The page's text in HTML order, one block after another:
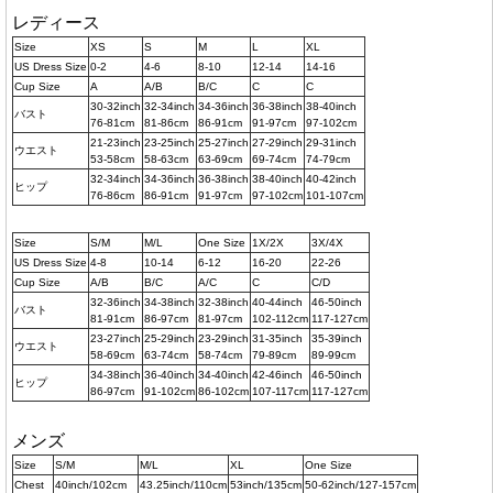
レディース
Size XS S M L
XL
US Dress Size 0-2 4-6 8-10 12-14
14-16
Cup Size
A A/B B/C C C
バスト
30-32inch
76-81cm
32-34inch
81-86cm
34-36inch
86-91cm
36-38inch
91-97cm
38-40inch
97-102cm
ウエスト
21-23inch
53-58cm
23-25inch
58-63cm
25-27inch
63-69cm
27-29inch
69-74cm
29-31inch
74-79cm
ヒップ
32-34inch
76-86cm
34-36inch
86-91cm
36-38inch
91-97cm
38-40inch
97-102cm
40-42inch
101-107cm
Size S/M M/L One Size 1X/2X
3X/4X
US Dress Size 4-8 10-14 6-12 16-20
22-26
Cup Size
A/B B/C A/C C C/D
バスト
32-36inch
81-91cm
34-38inch
86-97cm
32-38inch
81-97cm
40-44inch
102-112cm
46-50inch
117-127cm
ウエスト
23-27inch
58-69cm
25-29inch
63-74cm
23-29inch
58-74cm
31-35inch
79-89cm
35-39inch
89-99cm
ヒップ
34-38inch
86-97cm
36-40inch
91-102cm
34-40inch
86-102cm
42-46inch
107-117cm
46-50inch
117-127cm
メンズ
Size S/M M/L XL
One Size
Chest
40inch/102cm 43.25inch/110cm 53inch/135cm 50-62inch/127-157cm